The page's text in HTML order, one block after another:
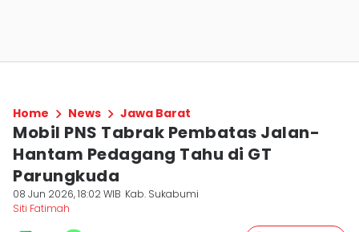
Home News Jawa Barat
Mobil PNS Tabrak Pembatas Jalan-
Hantam Pedagang Tahu di GT
Parungkuda
08 Jun 2026, 18:02 WIB Kab. Sukabumi
Siti Fatimah